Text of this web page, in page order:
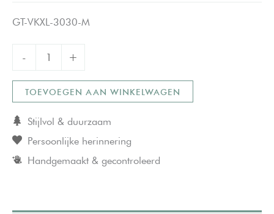
GT-VKXL-3030-M
-
Gedenktegel
aantal
+
TOEVOEGEN AAN WINKELWAGEN
Stijlvol & duurzaam
Persoonlijke herinnering
Handgemaakt & gecontroleerd